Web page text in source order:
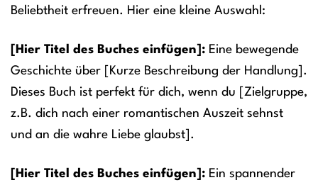
Beliebtheit erfreuen. Hier eine kleine Auswahl:
[Hier Titel des Buches einfügen]: Eine bewegende
Geschichte über [Kurze Beschreibung der Handlung].
Dieses Buch ist perfekt für dich, wenn du [Zielgruppe,
z.B. dich nach einer romantischen Auszeit sehnst
und an die wahre Liebe glaubst].
[Hier Titel des Buches einfügen]: Ein spannender